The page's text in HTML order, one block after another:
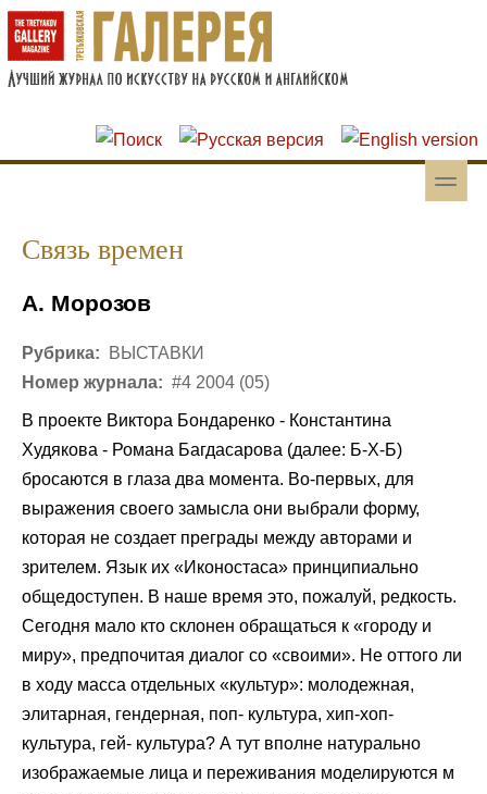
Перейти к основному содержанию
Skip to search
toggle
Связь времен
А. Морозов
Рубрика:
ВЫСТАВКИ
Номер журнала: #4 2004 (05)
В проекте Виктора Бондаренко - Константина
Худякова - Романа Багдасарова (далее: Б-Х-Б)
бросаются в глаза два момента. Во-первых, для
выражения своего замысла они выбрали форму,
которая не создает преграды между авторами и
зрителем. Язык их «Иконостаса» принципиально
общедоступен. В наше время это, пожалуй, редкость.
Сегодня мало кто склонен обращаться к «городу и
миру», предпочитая диалог со «своими». Не оттого ли
в ходу масса отдельных «культур»: молодежная,
элитарная, гендерная, поп- культура, хип-хоп-
культура, гей- культура? А тут вполне натурально
изображаемые лица и переживания моделируются м